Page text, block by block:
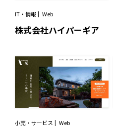
IT・情報 Web
株式会社ハイパーギア
小売・サービス Web